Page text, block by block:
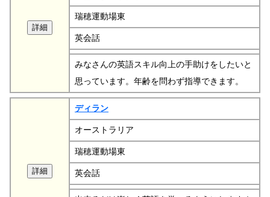
瑞穂運動場東
英会話
みなさんの英語スキル向上の手助けをしたいと
思っています。年齢を問わず指導できます。
ディラン
オーストラリア
瑞穂運動場東
英会話